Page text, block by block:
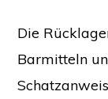
Die
Barmitteln